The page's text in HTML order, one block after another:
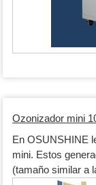
Ozonizador mini
En OSUNSHINE
mini. Estos
(tamaño similar a